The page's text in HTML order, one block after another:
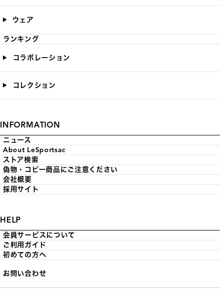
ウェア
ランキング
コラボレーション
コレクション
INFORMATION
ニュース
About LeSportsac
ストア検索
偽物・コピー商品にご注意ください
会社概要
採用サイト
HELP
会員サービスについて
ご利用ガイド
初めての方へ
お問い合わせ